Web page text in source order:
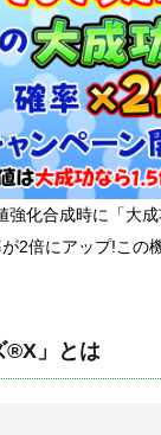
強化合成時に「大
2倍にアップ!こ
®X」とは